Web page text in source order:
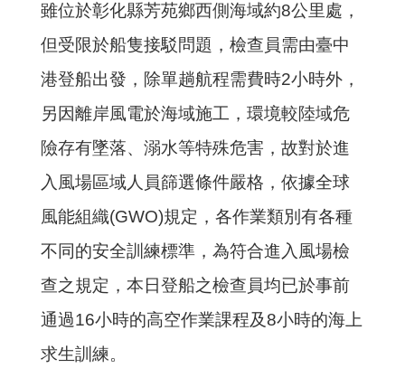
雖位於彰化縣芳苑鄉西側海域約8公里處，
但受限於船隻接駁問題，檢查員需由臺中
港登船出發，除單趟航程需費時2小時外，
另因離岸風電於海域施工，環境較陸域危
險存有墜落、溺水等特殊危害，故對於進
入風場區域人員篩選條件嚴格，依據全球
風能組織(GWO)規定，各作業類別有各種
不同的安全訓練標準，為符合進入風場檢
查之規定，本日登船之檢查員均已於事前
通過16小時的高空作業課程及8小時的海上
求生訓練。